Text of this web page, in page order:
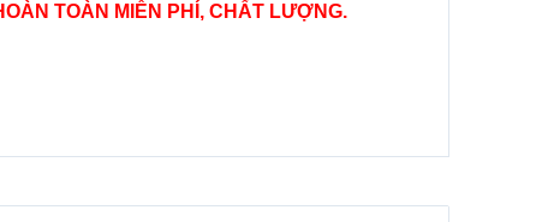
TOÀN MIỄN PHÍ, CHẤT LƯỢNG.